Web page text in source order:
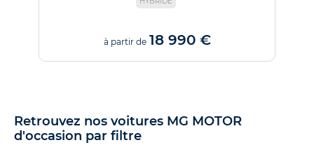
à partir de 18 990 €
Retrouvez nos voitures MG MOTOR
d'occasion par filtre